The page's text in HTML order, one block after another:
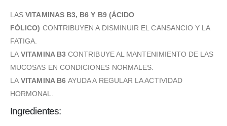
LASVITAMINAS B3, B6 Y B9 (ÁCIDO
FÓLICO) CONTRIBUYEN A DISMINUIR EL CANSANCIO Y LA
FATIGA.
LAVITAMINA B3CONTRIBUYE AL MANTENIMIENTO DE LAS
MUCOSAS EN CONDICIONES NORMALES.
LAVITAMINA B6AYUDA A REGULAR LA ACTIVIDAD
HORMONAL.
Ingredientes: